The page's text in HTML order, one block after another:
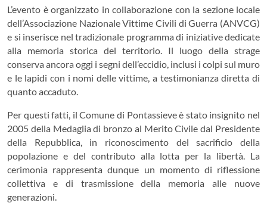
L’evento è organizzato in collaborazione con la sezione locale
dell’Associazione Nazionale Vittime Civili di Guerra (ANVCG)
e si inserisce nel tradizionale programma di iniziative dedicate
alla memoria storica del territorio. Il luogo della strage
conserva ancora oggi i segni dell’eccidio, inclusi i colpi sul muro
e le lapidi con i nomi delle vittime, a testimonianza diretta di
quanto accaduto.
Per questi fatti, il Comune di Pontassieve è stato insignito nel
2005 della Medaglia di bronzo al Merito Civile dal Presidente
della Repubblica, in riconoscimento del sacrificio della
popolazione e del contributo alla lotta per la libertà. La
cerimonia rappresenta dunque un momento di riflessione
collettiva e di trasmissione della memoria alle nuove
generazioni.